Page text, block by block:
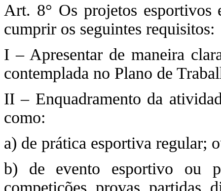
Art. 8° Os projetos esportivos
cumprir os seguintes requisitos:
I – Apresentar de maneira
contemplada no Plano de
II – Enquadramento da
como:
a) de prática esportiva regular;
b) de evento esportivo ou
competições, provas, partidas,